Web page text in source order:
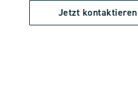
Jetzt kontaktieren